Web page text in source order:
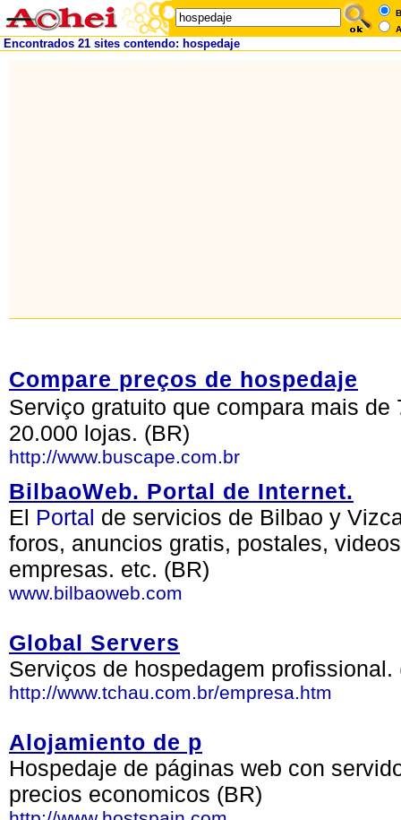
Encontrados 21 sites contendo: hospedaje
Compare preços de hospedaje
Serviço gratuito que compara mais
20.000 lojas. (BR)
http://www.buscape.com.br
BilbaoWeb. Portal de Internet.
El Portal de servicios de Bilbao y
foros, anuncios gratis, postales,
empresas. etc. (BR)
www.bilbaoweb.com
Global Servers
Serviços de hospedagem profissional.
http://www.tchau.com.br/empresa.htm
Alojamiento de p
Hospedaje de páginas web con
precios economicos (BR)